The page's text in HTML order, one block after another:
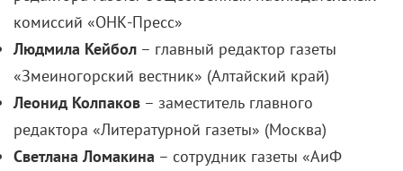
комиссий «ОНК-Пресс»
Людмила Кейбол – главный редактор газеты
«Змеиногорский вестник» (Алтайский край)
Леонид Колпаков – заместитель главного
редактора «Литературной газеты» (Москва)
Светлана Ломакина – сотрудник газеты «АиФ